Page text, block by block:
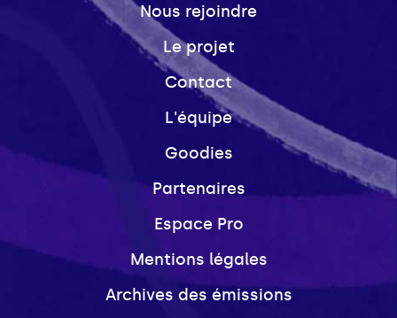
Nous rejoindre
Le projet
Contact
L'équipe
Goodies
Partenaires
Espace Pro
Mentions légales
Archives des émissions